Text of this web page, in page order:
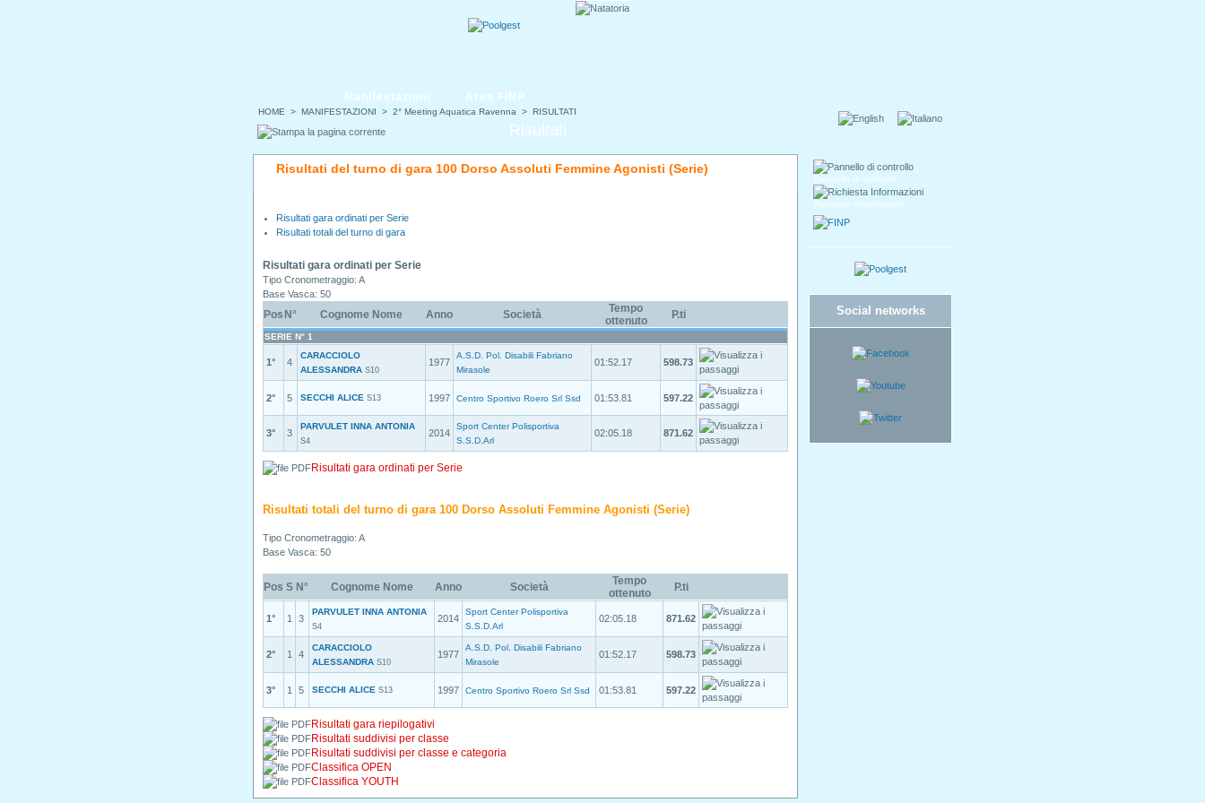
HOME > MANIFESTAZIONI > 2° Meeting Aquatica Ravenna > RISULTATI
Manifestazioni Area FINP
Risultati
Risultati del turno di gara 100 Dorso Assoluti Femmine Agonisti (Serie)
Risultati gara ordinati per Serie
Risultati totali del turno di gara
Risultati gara ordinati per Serie
Tipo Cronometraggio: A
Base Vasca: 50
Pos N° Cognome Nome Anno Società
Tempo
ottenuto
P.ti
SERIE N° 1
1° 4
CARACCIOLO
ALESSANDRA S10
1977
A.S.D. Pol. Disabili Fabriano
Mirasole
01:52.17 598.73
2° 5 SECCHI ALICE S13 1997 Centro Sportivo Roero Srl Ssd 01:53.81 597.22
3° 3
PARVULET INNA ANTONIA
S4
2014
Sport Center Polisportiva
S.S.D.Arl
02:05.18 871.62
Risultati gara ordinati per Serie
Risultati totali del turno di gara 100 Dorso Assoluti Femmine Agonisti (Serie)
Tipo Cronometraggio: A
Base Vasca: 50
Pos S N° Cognome Nome Anno Società
Tempo
ottenuto
P.ti
1° 1 3
PARVULET INNA ANTONIA
S4
2014
Sport Center Polisportiva
S.S.D.Arl
02:05.18 871.62
2° 1 4
CARACCIOLO
ALESSANDRA S10
1977
A.S.D. Pol. Disabili Fabriano
Mirasole
01:52.17 598.73
3° 1 5 SECCHI ALICE S13 1997 Centro Sportivo Roero Srl Ssd 01:53.81 597.22
Risultati gara riepilogativi
Risultati suddivisi per classe
Risultati suddivisi per classe e categoria
Classifica OPEN
Classifica YOUTH
Pannello di controllo
Richiesta Informazioni
Social networks